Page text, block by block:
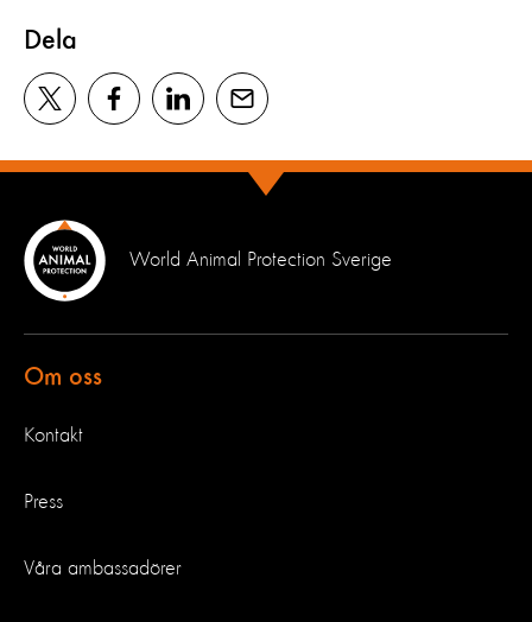
Dela
World Animal Protection Sverige
Om oss
Kontakt
Press
Våra ambassadörer